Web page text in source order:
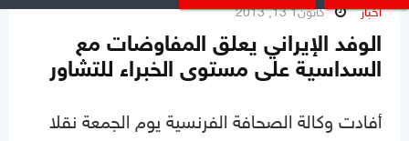
أخبار كانون1 13, 2013
الوفد الإيراني يعلق المفاوضات مع
السداسية على مستوى الخبراء للتشاور
أفادت وكالة الصحافة الفرنسية يوم الجمعة نقلا